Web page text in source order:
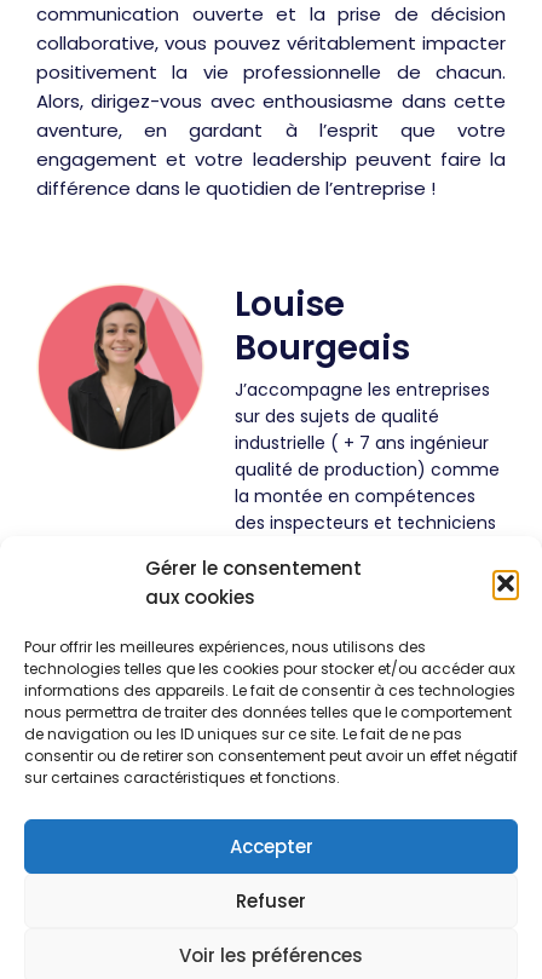
Gérer le consentement
aux cookies
Pour offrir les meilleures expériences, nous utilisons des
technologies telles que les cookies pour stocker et/ou accéder aux
informations des appareils. Le fait de consentir à ces technologies
nous permettra de traiter des données telles que le comportement
de navigation ou les ID uniques sur ce site. Le fait de ne pas
consentir ou de retirer son consentement peut avoir un effet négatif
sur certaines caractéristiques et fonctions.
Accepter
Refuser
Voir les préférences
communication ouverte et la prise de décision
collaborative, vous pouvez véritablement impacter
positivement la vie professionnelle de chacun.
Alors, dirigez-vous avec enthousiasme dans cette
aventure, en gardant à l’esprit que votre
engagement et votre leadership peuvent faire la
différence dans le quotidien de l’entreprise !
Louise
Bourgeais
J’accompagne les entreprises
sur des sujets de qualité
industrielle ( + 7 ans ingénieur
qualité de production) comme
la montée en compétences
des inspecteurs et techniciens
continue ou les difficultés
d’intégration, de
du service qualité au sein des
organisations.
ACTUALITE ICI !